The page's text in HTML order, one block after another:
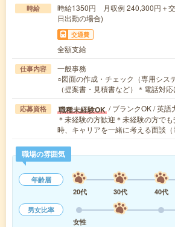
時給
時給1350円 月収例 240,300円＋
日出勤の場合)
交通費
全額支給
仕事内容
一般事務
○図面の作成・チェック（専用シス
（提案書・見積書など）＊電話対
応募資格 職種未経験OK / ブランクOK / 英語
＊未経験の方歓迎＊未経験の方で
時、キャリアを一緒に考える面談
職場の雰囲気
年齢層
20代
30代 40代
男女比率
女性